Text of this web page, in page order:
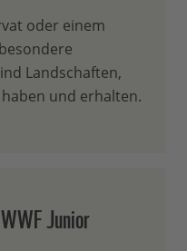
oder einem
Landschaften,
und erhalten.
Junior